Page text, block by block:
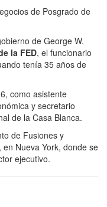
de Posgrado de
de George W.
la FED, el funcionario
tenía 35 años de
como asistente
y secretario
de la Casa Blanca.
de Fusiones y
Nueva York, donde se
ejecutivo.